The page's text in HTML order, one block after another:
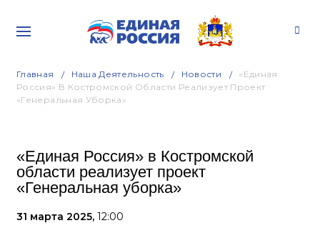
Главная Наша Деятельность Новости
«Единая
Россия» В Костромской Области Реализует Проект
«Генеральная Уборка»
«Единая Россия» в Костромской
области реализует проект
«Генеральная уборка»
31 марта 2025, 12:00